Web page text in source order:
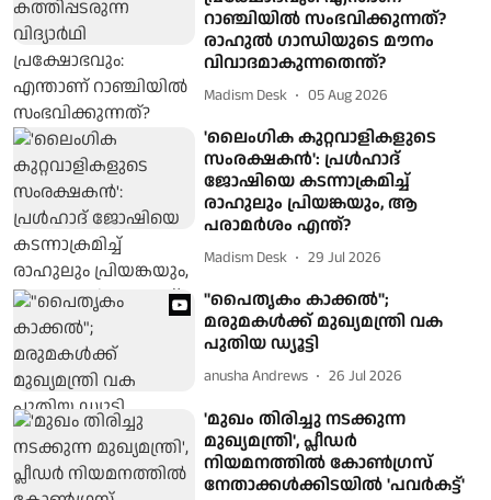
റാഞ്ചിയിൽ സംഭവിക്കുന്നത്?
രാഹുൽ ഗാന്ധിയുടെ മൗനം
വിവാദമാകുന്നതെന്ത്?
Madism Desk 05 Aug 2026
'ലൈംഗിക കുറ്റവാളികളുടെ
സംരക്ഷകൻ': പ്രൾഹാദ്
ജോഷിയെ കടന്നാക്രമിച്ച്
രാഹുലും പ്രിയങ്കയും, ആ
പരാമർശം എന്ത്?
Madism Desk 29 Jul 2026
"പൈതൃകം കാക്കൽ";
മരുമകൾക്ക് മുഖ്യമന്ത്രി വക
പുതിയ ഡ്യൂട്ടി
anusha Andrews 26 Jul 2026
'മുഖം തിരിച്ചു നടക്കുന്ന
മുഖ്യമന്ത്രി', പ്ലീഡര്‍
നിയമനത്തില്‍ കോണ്‍ഗ്രസ്
നേതാക്കൾക്കിടയില്‍ 'പവര്‍കട്ട്'